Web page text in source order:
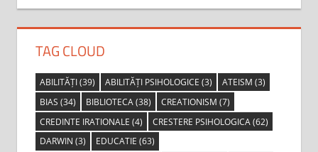
TAG CLOUD
ABILITĂȚI(39) ABILITĂȚI PSIHOLOGICE (3) ATEISM (3)
BIAS (34) BIBLIOTECA(38) CREATIONISM (7)
CREDINTE IRATIONALE (4) CRESTERE PSIHOLOGICA(62)
DARWIN (3) EDUCATIE (63)